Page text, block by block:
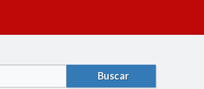
Buscar